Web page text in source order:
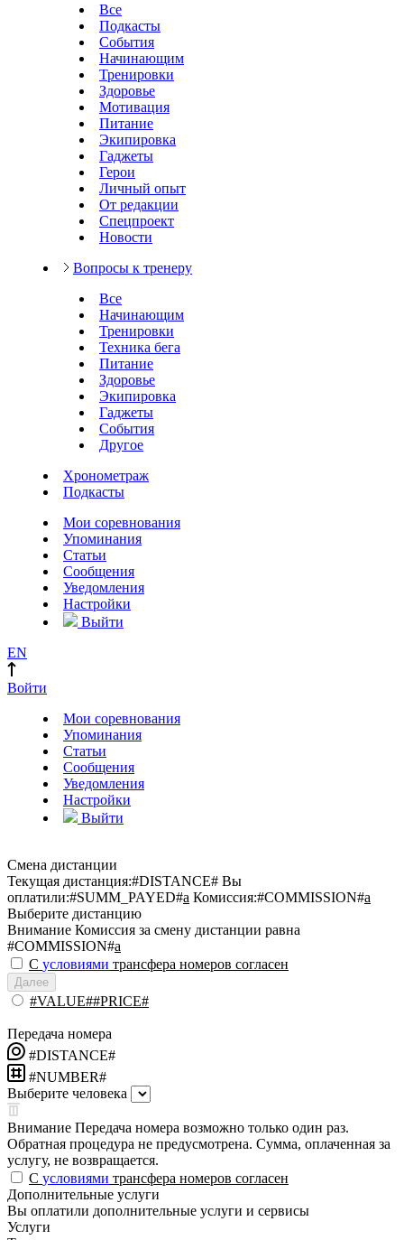
Все
Подкасты
События
Начинающим
Тренировки
Здоровье
Мотивация
Питание
Экипировка
Гаджеты
Герои
Личный опыт
От редакции
Спецпроект
Новости
Вопросы к тренеру
Все
Начинающим
Тренировки
Техника бега
Питание
Здоровье
Экипировка
Гаджеты
События
Другое
Хронометраж
Подкасты
Мои соревнования
Упоминания
Статьи
Сообщения
Уведомления
Настройки
Выйти
EN
Войти
Мои соревнования
Упоминания
Статьи
Сообщения
Уведомления
Настройки
Выйти
Смена дистанции
Текущая дистанция:#DISTANCE# Вы
оплатили:#SUMM_PAYED#a Комиссия:#COMMISSION#a
Выберите дистанцию
Внимание Комиссия за смену дистанции равна
#COMMISSION#a
С условиями трансфера номеров согласен
Далее
#VALUE##PRICE#
Передача номера
#DISTANCE#
#NUMBER#
Выберите человека
Внимание Передача номера возможно только один раз.
Обратная процедура не предусмотрена. Сумма, оплаченная за
услугу, не возвращается.
С условиями трансфера номеров согласен
Дополнительные услуги
Вы оплатили дополнительные услуги и сервисы
Услуги